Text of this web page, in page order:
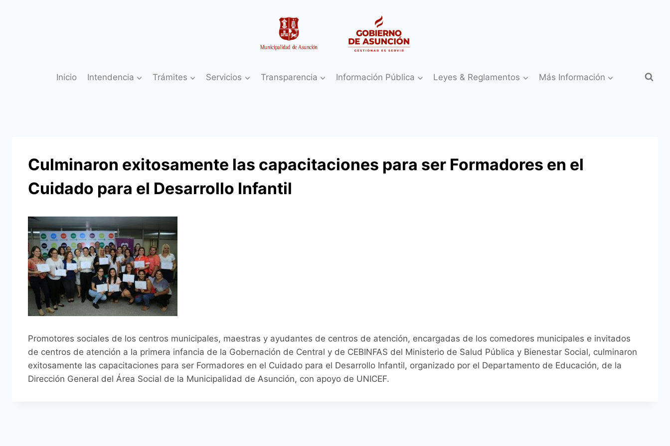
Inicio Intendencia Trámites Servicios Transparencia Información Pública Leyes & Reglamentos Más Información
Culminaron exitosamente las capacitaciones para ser Formadores en el
Cuidado para el Desarrollo Infantil
Promotores sociales de los centros municipales, maestras y ayudantes de centros de atención, encargadas de los comedores municipales e invitados
de centros de atención a la primera infancia de la Gobernación de Central y de CEBINFAS del Ministerio de Salud Pública y Bienestar Social, culminaron
exitosamente las capacitaciones para ser Formadores en el Cuidado para el Desarrollo Infantil, organizado por el Departamento de Educación, de la
Dirección General del Área Social de la Municipalidad de Asunción, con apoyo de UNICEF.